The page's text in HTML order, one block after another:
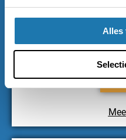
Alles
Nox
Strategisch en hilarisch